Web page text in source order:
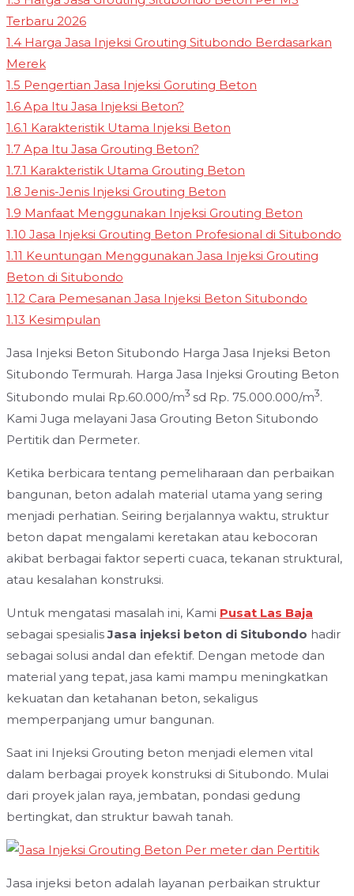
Terbaru 2026
1.4 Harga Jasa Injeksi Grouting Situbondo Berdasarkan
Merek
1.5 Pengertian Jasa Injeksi Goruting Beton
1.6 Apa Itu Jasa Injeksi Beton?
1.6.1 Karakteristik Utama Injeksi Beton
1.7 Apa Itu Jasa Grouting Beton?
1.7.1 Karakteristik Utama Grouting Beton
1.8 Jenis-Jenis Injeksi Grouting Beton
1.9 Manfaat Menggunakan Injeksi Grouting Beton
1.10 Jasa Injeksi Grouting Beton Profesional di Situbondo
1.11 Keuntungan Menggunakan Jasa Injeksi Grouting
Beton di Situbondo
1.12 Cara Pemesanan Jasa Injeksi Beton Situbondo
1.13 Kesimpulan
Jasa Injeksi Beton Situbondo Harga Jasa Injeksi Beton
Situbondo Termurah. Harga Jasa Injeksi Grouting Beton
Situbondo mulai Rp.60.000/m3 sd Rp. 75.000.000/m3.
Kami Juga melayani Jasa Grouting Beton Situbondo
Pertitik dan Permeter.
Ketika berbicara tentang pemeliharaan dan perbaikan
bangunan, beton adalah material utama yang sering
menjadi perhatian. Seiring berjalannya waktu, struktur
beton dapat mengalami keretakan atau kebocoran
akibat berbagai faktor seperti cuaca, tekanan struktural,
atau kesalahan konstruksi.
Untuk mengatasi masalah ini, Kami Pusat Las Baja
sebagai spesialisJasa injeksi beton di Situbondo hadir
sebagai solusi andal dan efektif. Dengan metode dan
material yang tepat, jasa kami mampu meningkatkan
kekuatan dan ketahanan beton, sekaligus
memperpanjang umur bangunan.
Saat ini Injeksi Grouting beton menjadi elemen vital
dalam berbagai proyek konstruksi di Situbondo. Mulai
dari proyek jalan raya, jembatan, pondasi gedung
bertingkat, dan struktur bawah tanah.
Jasa injeksi beton adalah layanan perbaikan struktur